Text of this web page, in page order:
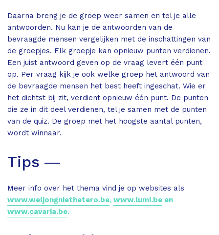
Daarna breng je de groep weer samen en tel je alle
antwoorden. Nu kan je de antwoorden van de
bevraagde mensen vergelijken met de inschattingen van
de groepjes. Elk groepje kan opnieuw punten verdienen.
Een juist antwoord geven op de vraag levert één punt
op. Per vraag kijk je ook welke groep het antwoord van
de bevraagde mensen het best heeft ingeschat. Wie er
het dichtst bij zit, verdient opnieuw één punt. De punten
die ze in dit deel verdienen, tel je samen met de punten
van de quiz. De groep met het hoogste aantal punten,
wordt winnaar.
Tips ―
Meer info over het thema vind je op websites als
www.weljongniethetero.be, www.lumi.be en
www.cavaria.be.